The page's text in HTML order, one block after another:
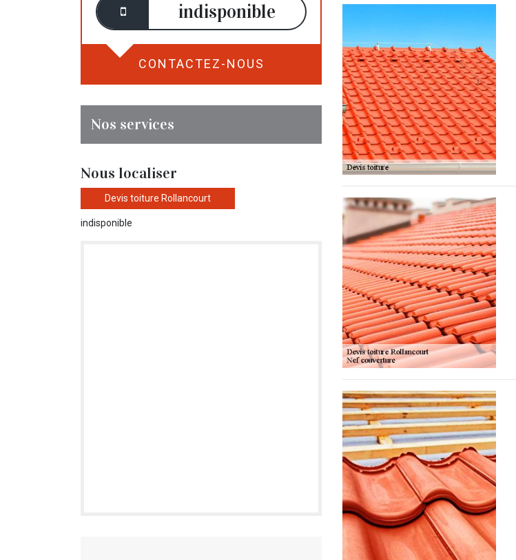
indisponible
CONTACTEZ-NOUS
Nos services
Nous localiser
Devis toiture Rollancourt
indisponible